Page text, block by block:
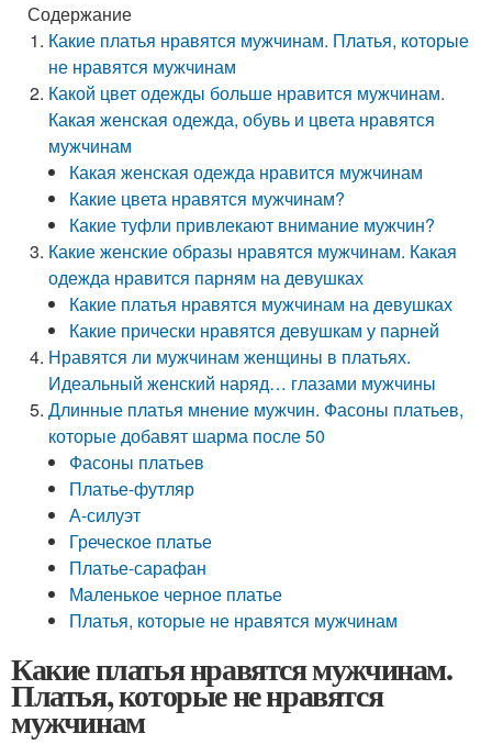
Содержание
Какие платья нравятся мужчинам. Платья, которые
не нравятся мужчинам
Какой цвет одежды больше нравится мужчинам.
Какая женская одежда, обувь и цвета нравятся
мужчинам
Какая женская одежда нравится мужчинам
Какие цвета нравятся мужчинам?
Какие туфли привлекают внимание мужчин?
Какие женские образы нравятся мужчинам. Какая
одежда нравится парням на девушках
Какие платья нравятся мужчинам на девушках
Какие прически нравятся девушкам у парней
Нравятся ли мужчинам женщины в платьях.
Идеальный женский наряд… глазами мужчины
Длинные платья мнение мужчин. Фасоны платьев,
которые добавят шарма после 50
Фасоны платьев
Платье-футляр
А-силуэт
Греческое платье
Платье-сарафан
Маленькое черное платье
Платья, которые не нравятся мужчинам
Какие платья нравятся мужчинам.
Платья, которые не нравятся
мужчинам